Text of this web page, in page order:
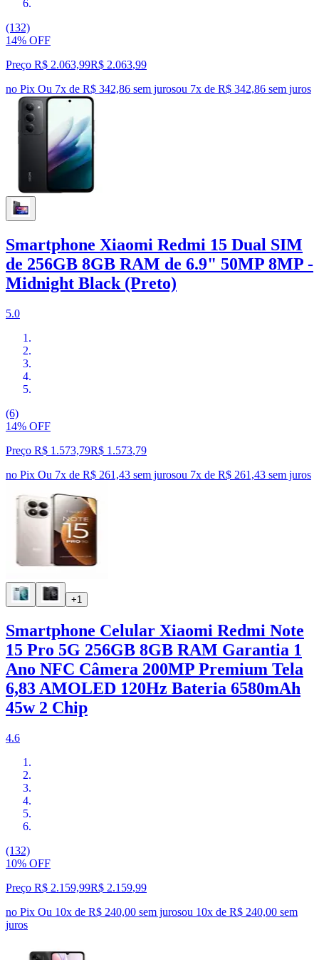
(132)
14% OFF
Preço R$ 2.063,99R$ 2.063,99
no Pix Ou 7x de R$ 342,86 sem jurosou 7x de R$ 342,86 sem juros
Smartphone Xiaomi Redmi 15 Dual SIM
de 256GB 8GB RAM de 6.9" 50MP 8MP -
Midnight Black (Preto)
5.0
(6)
14% OFF
Preço R$ 1.573,79R$ 1.573,79
no Pix Ou 7x de R$ 261,43 sem jurosou 7x de R$ 261,43 sem juros
+1
Smartphone Celular Xiaomi Redmi Note
15 Pro 5G 256GB 8GB RAM Garantia 1
Ano NFC Câmera 200MP Premium Tela
6,83 AMOLED 120Hz Bateria 6580mAh
45w 2 Chip
4.6
(132)
10% OFF
Preço R$ 2.159,99R$ 2.159,99
no Pix Ou 10x de R$ 240,00 sem jurosou 10x de R$ 240,00 sem
juros